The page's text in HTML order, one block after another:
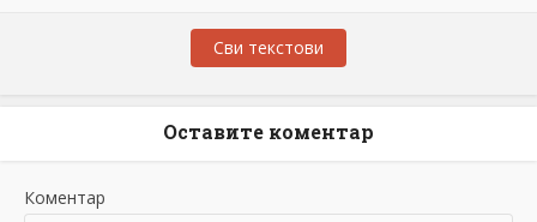
Сви текстови
Оставите коментар
Коментар